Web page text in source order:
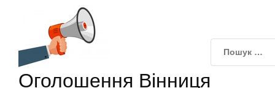
Оголошення Вінниця